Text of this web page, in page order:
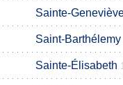
Sainte-
Saint-Barthélemy
Sainte-Élisabeth